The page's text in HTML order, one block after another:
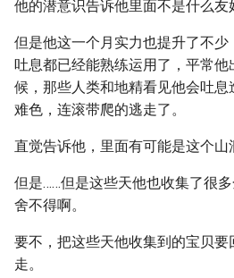
他的潜意识告诉他里面不是什么友
但是他这一个月实力也提升了不
吐息都已经能熟练运用了，平常
候，那些人类和地精看见他会吐
难色，连滚带爬的逃走了。
直觉告诉他，里面有可能是这个山
但是……但是这些天他也收集了很
舍不得啊。
要不，把这些天他收集到的宝贝
走。